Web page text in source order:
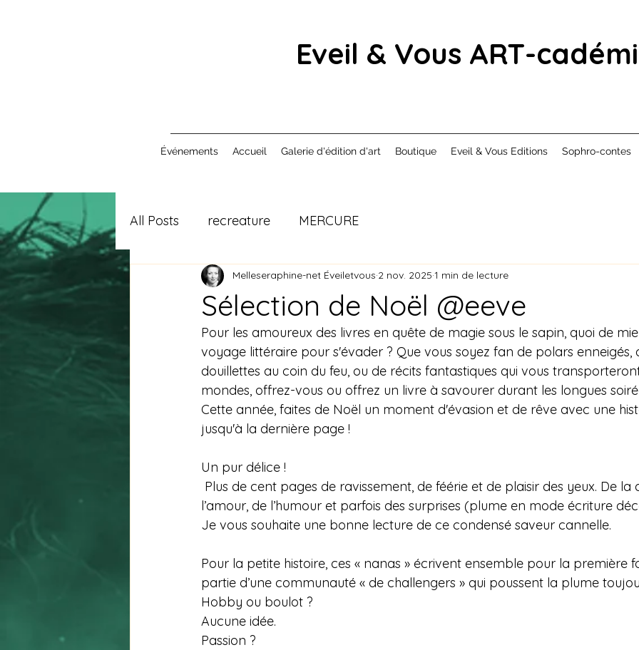
Eveil & Vous ART-
Événements Accueil Galerie d'édition d'art Boutique Eveil & Vous Editions Sophro-contes
All Posts recreature MERCURE
Sélection de Noël @eeve
Melleseraphine-net Éveiletvous 2 nov. 2025 1 min de lecture
Pour les amoureux des livres en quête de magie sous le sapin, quoi de
voyage littéraire pour s'évader ? Que vous soyez fan de polars
douillettes au coin du feu, ou de récits fantastiques qui vous
mondes, offrez-vous ou offrez un livre à savourer durant les longues
Cette année, faites de Noël un moment d'évasion et de rêve avec une
jusqu'à la dernière page !
Un pur délice !
Plus de cent pages de ravissement, de féérie et de plaisir des yeux. De
l’amour, de l’humour et parfois des surprises (plume en mode écriture
Je vous souhaite une bonne lecture de ce condensé saveur cannelle.
Pour la petite histoire, ces « nanas » écrivent ensemble pour la première
partie d’une communauté « de challengers » qui poussent la plume
Hobby ou boulot ?
Aucune idée.
Passion ?